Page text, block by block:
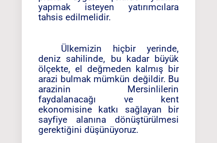
yapmak isteyen yatırımcılara
tahsis edilmelidir.
Ülkemizin hiçbir yerinde,
deniz sahilinde, bu kadar büyük
ölçekte, el değmeden kalmış bir
arazi bulmak mümkün değildir. Bu
arazinin Mersinlilerin
faydalanacağı ve kent
ekonomisine katkı sağlayan bir
sayfiye alanına dönüştürülmesi
gerektiğini düşünüyoruz.